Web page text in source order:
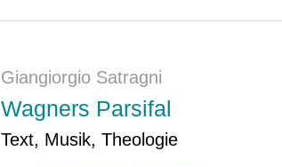
Giangiorgio Satragni
Wagners Parsifal
Text, Musik, Theologie